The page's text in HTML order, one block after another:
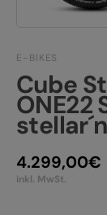
E-BIKE
E-BIKE
KONTAKT
E-BIKES
Cube
ONE22
4.299,00€
inkl. MwSt.